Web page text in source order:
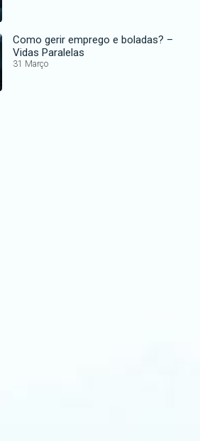
Como gerir emprego e boladas? –
Vidas Paralelas
31 Março